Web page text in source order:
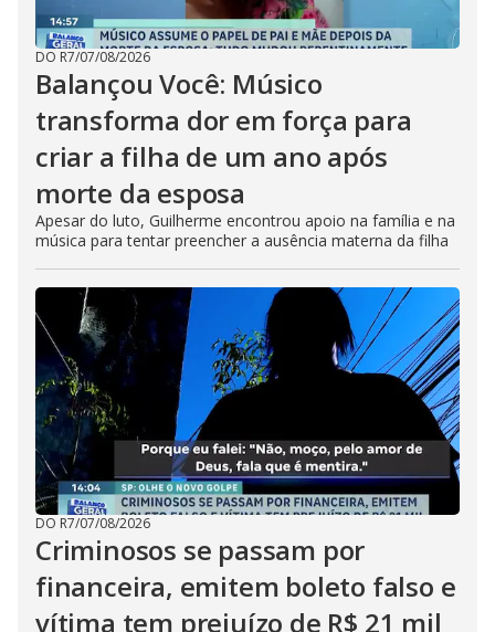
DO R7/07/08/2026
Balançou Você: Músico
transforma dor em força para
criar a filha de um ano após
morte da esposa
Apesar do luto, Guilherme encontrou apoio na família e na
música para tentar preencher a ausência materna da filha
DO R7/07/08/2026
Criminosos se passam por
financeira, emitem boleto falso e
vítima tem prejuízo de R$ 21 mil